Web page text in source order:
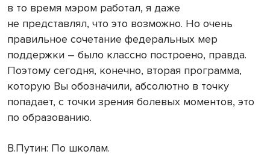
в то время мэром работал, я даже
не представлял, что это возможно. Но очень
правильное сочетание федеральных мер
поддержки – было классно построено, правда.
Поэтому сегодня, конечно, вторая программа,
которую Вы обозначили, абсолютно в точку
попадает, с точки зрения болевых моментов, это
по образованию.
В.Путин: По школам.